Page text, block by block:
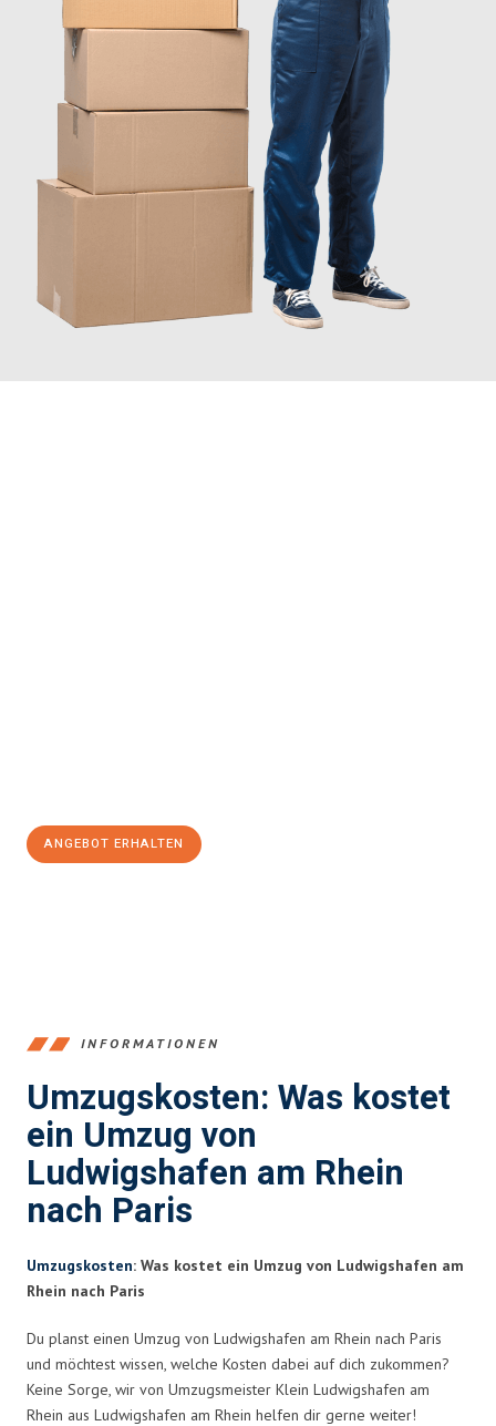
ANGEBOT ERHALTEN
INFORMATIONEN
Umzugskosten: Was kostet
ein Umzug von
Ludwigshafen am Rhein
nach Paris
Umzugskosten: Was kostet ein Umzug von Ludwigshafen am
Rhein nach Paris
Du planst einen Umzug von Ludwigshafen am Rhein nach Paris
und möchtest wissen, welche Kosten dabei auf dich zukommen?
Keine Sorge, wir von Umzugsmeister Klein Ludwigshafen am
Rhein aus Ludwigshafen am Rhein helfen dir gerne weiter!